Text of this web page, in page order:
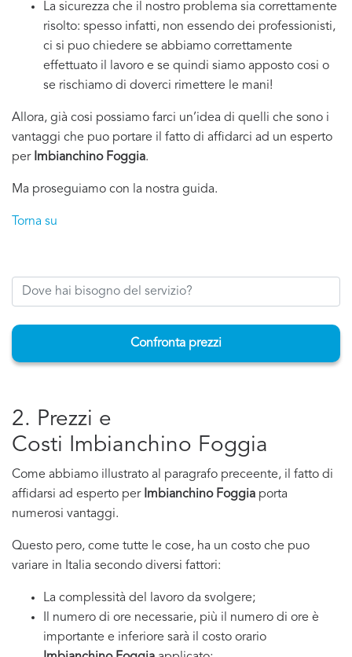
La sicurezza che il nostro problema sia correttamente
risolto: spesso infatti, non essendo dei professionisti,
ci si puo chiedere se abbiamo correttamente
effettuato il lavoro e se quindi siamo apposto cosi o
se rischiamo di doverci rimettere le mani!
Allora, già cosi possiamo farci un’idea di quelli che sono i
vantaggi che puo portare il fatto di affidarci ad un esperto
per Imbianchino Foggia.
Ma proseguiamo con la nostra guida.
Torna su
Confronta prezzi
2. Prezzi e
Costi Imbianchino Foggia
Come abbiamo illustrato al paragrafo preceente, il fatto di
affidarsi ad esperto per Imbianchino Foggia porta
numerosi vantaggi.
Questo pero, come tutte le cose, ha un costo che puo
variare in Italia secondo diversi fattori:
La complessità del lavoro da svolgere;
Il numero di ore necessarie, più il numero di ore è
importante e inferiore sarà il costo orario